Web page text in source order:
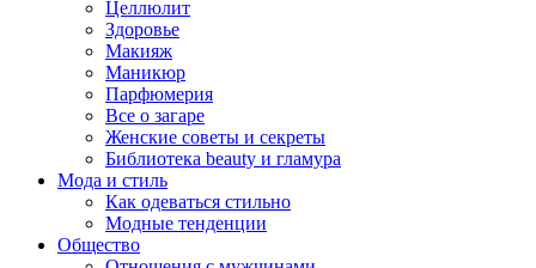
Целлюлит
Здоровье
Макияж
Маникюр
Парфюмерия
Все о загаре
Женские советы и секреты
Библиотека beauty и гламура
Мода и стиль
Как одеваться стильно
Модные тенденции
Общество